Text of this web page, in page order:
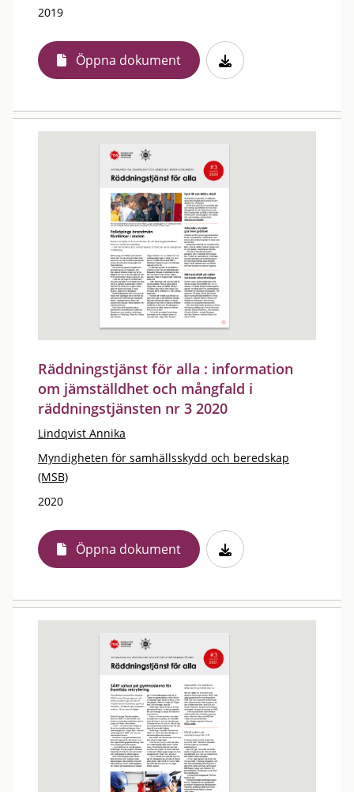
2019
Öppna dokument
Räddningstjänst för alla : information
om jämställdhet och mångfald i
räddningstjänsten nr 3 2020
Lindqvist Annika
Myndigheten för samhällsskydd och beredskap
(MSB)
2020
Öppna dokument